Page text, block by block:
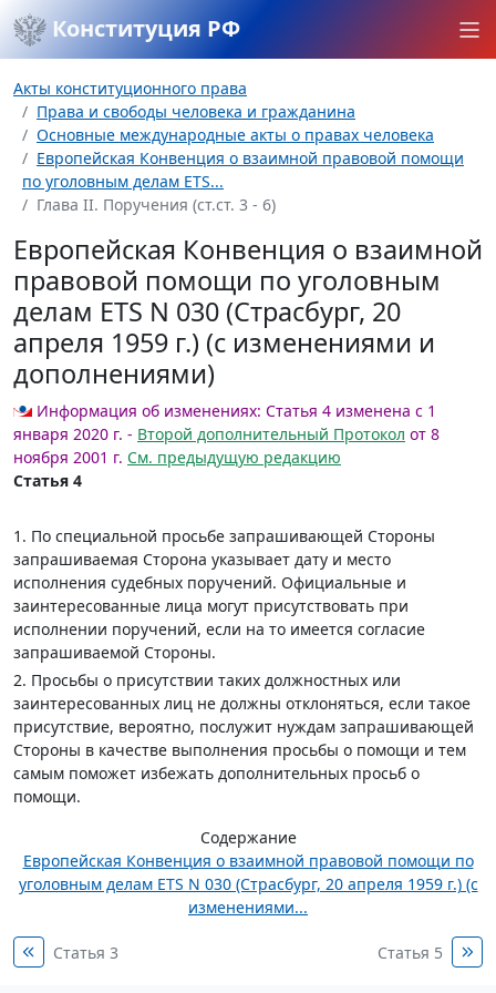
Конституция РФ
Акты конституционного права
Права и свободы человека и гражданина
Основные международные акты о правах человека
Европейская Конвенция о взаимной правовой помощи
по уголовным делам ETS...
Глава II. Поручения (ст.ст. 3 - 6)
Европейская Конвенция о взаимной
правовой помощи по уголовным
делам ETS N 030 (Страсбург, 20
апреля 1959 г.) (с изменениями и
дополнениями)
Информация об изменениях: Статья 4 изменена с 1
января 2020 г. - Второй дополнительный Протокол от 8
ноября 2001 г. См. предыдущую редакцию
Статья 4
1. По специальной просьбе запрашивающей Стороны
запрашиваемая Сторона указывает дату и место
исполнения судебных поручений. Официальные и
заинтересованные лица могут присутствовать при
исполнении поручений, если на то имеется согласие
запрашиваемой Стороны.
2. Просьбы о присутствии таких должностных или
заинтересованных лиц не должны отклоняться, если такое
присутствие, вероятно, послужит нуждам запрашивающей
Стороны в качестве выполнения просьбы о помощи и тем
самым поможет избежать дополнительных просьб о
помощи.
Содержание
Европейская Конвенция о взаимной правовой помощи по
уголовным делам ETS N 030 (Страсбург, 20 апреля 1959 г.) (с
изменениями...
Статья 3 Статья 5